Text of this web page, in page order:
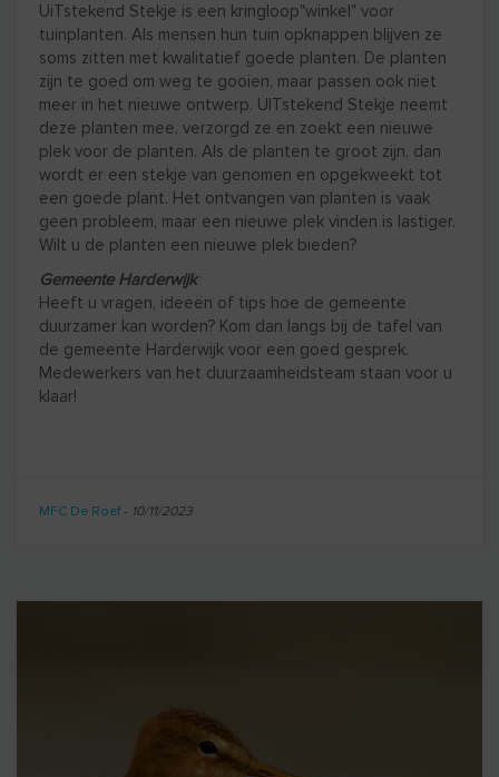
UiTstekend Stekje is een kringloop"winkel" voor
tuinplanten. Als mensen hun tuin opknappen blijven ze
soms zitten met kwalitatief goede planten. De planten
zijn te goed om weg te gooien, maar passen ook niet
meer in het nieuwe ontwerp. UITstekend Stekje neemt
deze planten mee, verzorgd ze en zoekt een nieuwe
plek voor de planten. Als de planten te groot zijn, dan
wordt er een stekje van genomen en opgekweekt tot
een goede plant. Het ontvangen van planten is vaak
geen probleem, maar een nieuwe plek vinden is lastiger.
Wilt u de planten een nieuwe plek bieden?
Gemeente Harderwijk
Heeft u vragen, ideeën of tips hoe de gemeente
duurzamer kan worden? Kom dan langs bij de tafel van
de gemeente Harderwijk voor een goed gesprek.
Medewerkers van het duurzaamheidsteam staan voor u
klaar!
MFC De Roef- 10/11/2023